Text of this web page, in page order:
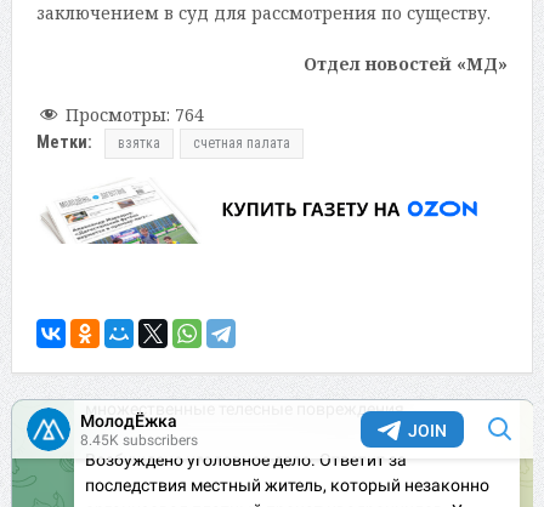
заключением в суд для рассмотрения по существу.
Отдел новостей «МД»
Просмотры: 764
Метки: взятка счетная палата